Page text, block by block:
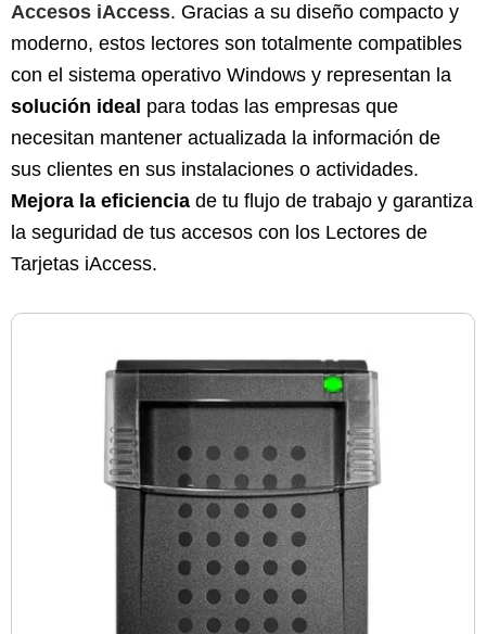
Accesos iAccess. Gracias a su diseño compacto y
moderno, estos lectores son totalmente compatibles
con el sistema operativo Windows y representan la
solución ideal para todas las empresas que
necesitan mantener actualizada la información de
sus clientes en sus instalaciones o actividades.
Mejora la eficiencia de tu flujo de trabajo y garantiza
la seguridad de tus accesos con los Lectores de
Tarjetas iAccess.